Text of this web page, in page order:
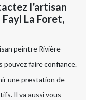
l’artisan
La Foret,
peintre Rivière
pouvez faire confiance.
une prestation de
Il va aussi vous